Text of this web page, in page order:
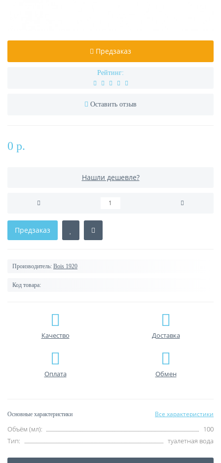
Предзаказ
Рейтинг:
Оставить отзыв
0 р.
Нашли дешевле?
Предзаказ
Производитель: Bois 1920
Код товара:
Качество Доставка
Оплата Обмен
Основные характеристики Все характеристики
Объём (мл):
100
Тип:
туалетная вода